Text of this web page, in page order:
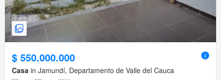
$ 550.000.000
Casa in Jamundí, Departamento de Valle del Cauca